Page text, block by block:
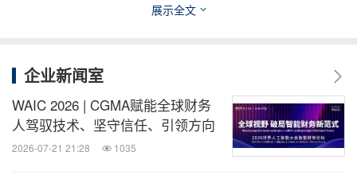
该项目集合国际注册专业会计师公会（AICPA® &
DMA的考试大纲编写及研发工作。考生通过DMA考
试，可获得由CIMA颁发的数字化管理会计（DMA）
国际权威证书，该证书具有AICPA® & CIMA®标识，
并可快速衔接CGMA全球特许管理会计师认证通道，
展示全文
企业新闻室
WAIC 2026 | CGMA赋能全球财务
人驾驭技术、坚守信任、引领方向
2026-07-21 21:28 1035